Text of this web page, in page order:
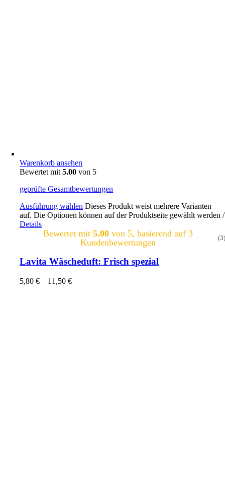
Warenkorb ansehen
Bewertet mit5.00 von 5
geprüfte Gesamtbewertungen
Ausführung wählen Dieses Produkt weist mehrere Varianten
auf. Die Optionen können auf der Produktseite gewählt werden/
Details
Bewertet mit 5.00von 5, basierend auf 3
Kundenbewertungen
(3)
Lavita Wäscheduft: Frisch spezial
5,80€ – 11,50€